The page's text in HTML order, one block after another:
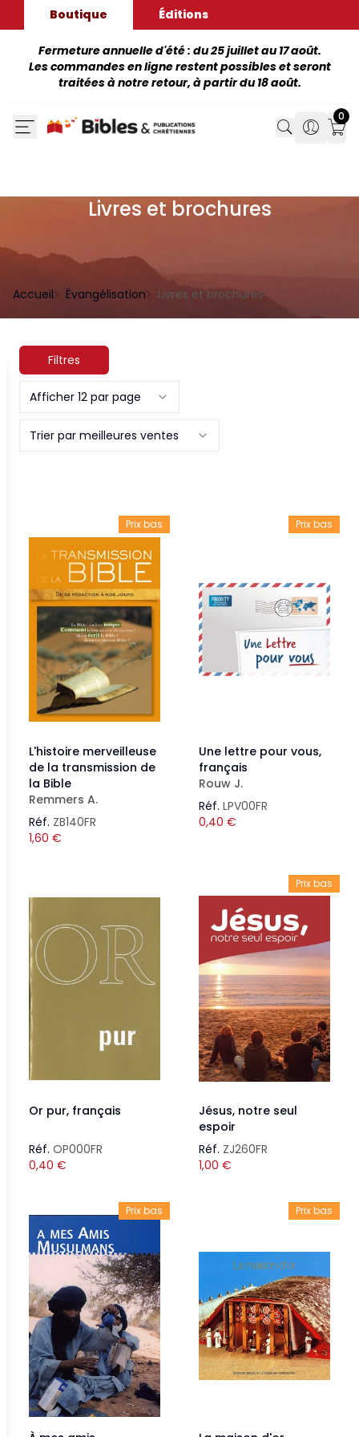
Boutique Éditions
Fermeture annuelle d'été : du 25 juillet au 17 août.
Les commandes en ligne restent possibles et seront
traitées à notre retour, à partir du 18 août.
Search
Search
0
Livres et brochures
Accueil Évangélisation Livres et brochures
Filtres
Afficher 12 par page
Trier par meilleures ventes
Prix bas
L'histoire merveilleuse
de la transmission de
la Bible
Remmers A.
Réf. ZB140FR
1,60 €
Prix bas
Une lettre pour vous,
français
Rouw J.
Réf. LPV00FR
0,40 €
Or pur, français
Réf. OP000FR
0,40 €
Prix bas
Jésus, notre seul
espoir
Réf. ZJ260FR
1,00 €
Prix bas Prix bas